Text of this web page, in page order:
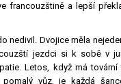
francouzštině a lepší
nedivil. Dvojice měla
jezdci si k sobě v
Letos, když má
pomalý vůz, je každá